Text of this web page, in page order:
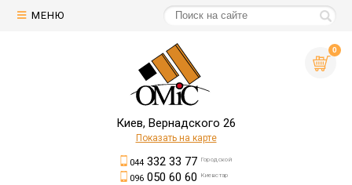
МЕНЮ
0
Киев, Вернадского 26
Показать на карте
044332 33 77 Городской
096050 60 60 Киевстар